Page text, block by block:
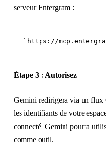
serveur Entergram :
Étape 3 : Autorisez
Gemini redirigera via un flux
les identifiants de votre
connecté, Gemini pourra
comme outil.